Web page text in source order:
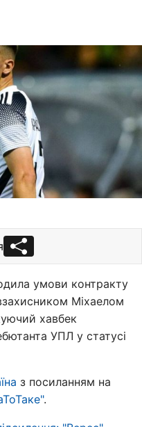
умови контракту
Міхаелом
хавбек
УПЛ у статусі
з посиланням на
.